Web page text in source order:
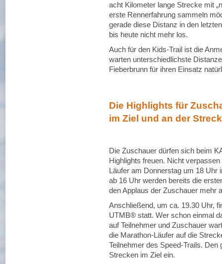
acht Kilometer lange Strecke mit
erste Rennerfahrung sammeln
gerade diese Distanz in den
bis heute nicht mehr los.
Auch für den Kids-Trail ist die
warten unterschiedlichste
Fieberbrunn für ihren Einsatz
Die Highlights für
im Ziel und an der
Die Zuschauer dürfen sich beim
Highlights freuen. Nicht
Läufer am Donnerstag um 18 Uhr
ab 16 Uhr werden bereits die
den Applaus der Zuschauer mehr
Anschließend, um ca. 19.30 Uhr,
UTMB® statt. Wer schon einmal
auf Teilnehmer und Zuschauer
die Marathon-Läufer auf die
Teilnehmer des Speed-Trails. Den
Strecken im Ziel ein.